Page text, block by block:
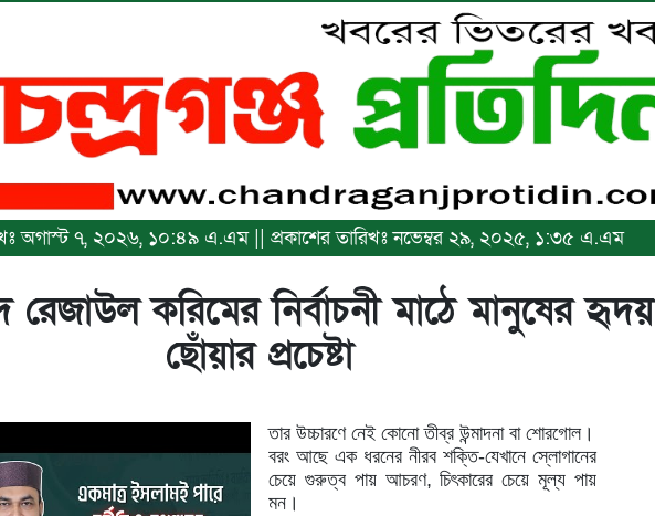
অগাস্ট ৭, ২০২৬, ১০:৪৯ এ.এম || প্রকাশের তারিখঃ নভেম্বর ২৯, ২০২৫, ১:৩৫ এ.এম
রেজাউল করিমের নির্বাচনী মাঠে মানুষের হৃদয়
ছোঁয়ার প্রচেষ্টা
তার উচ্চারণে নেই কোনো তীব্র উন্মাদনা বা শোরগোল।
বরং আছে এক ধরনের নীরব শক্তি-যেখানে স্লোগানের
চেয়ে গুরুত্ব পায় আচরণ, চিৎকারের চেয়ে মূল্য পায়
মন।